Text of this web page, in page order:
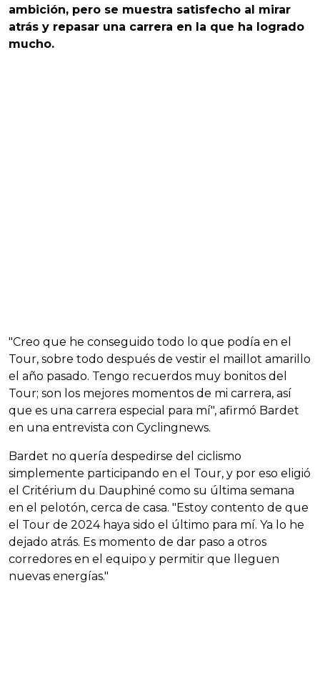
ambición, pero se muestra satisfecho al mirar
atrás y repasar una carrera en la que ha logrado
mucho.
"Creo que he conseguido todo lo que podía en el
Tour, sobre todo después de vestir el maillot amarillo
el año pasado. Tengo recuerdos muy bonitos del
Tour; son los mejores momentos de mi carrera, así
que es una carrera especial para mí", afirmó Bardet
en una entrevista con Cyclingnews.
Bardet no quería despedirse del ciclismo
simplemente participando en el Tour, y por eso eligió
el Critérium du Dauphiné como su última semana
en el pelotón, cerca de casa. "Estoy contento de que
el Tour de 2024 haya sido el último para mí. Ya lo he
dejado atrás. Es momento de dar paso a otros
corredores en el equipo y permitir que lleguen
nuevas energías."